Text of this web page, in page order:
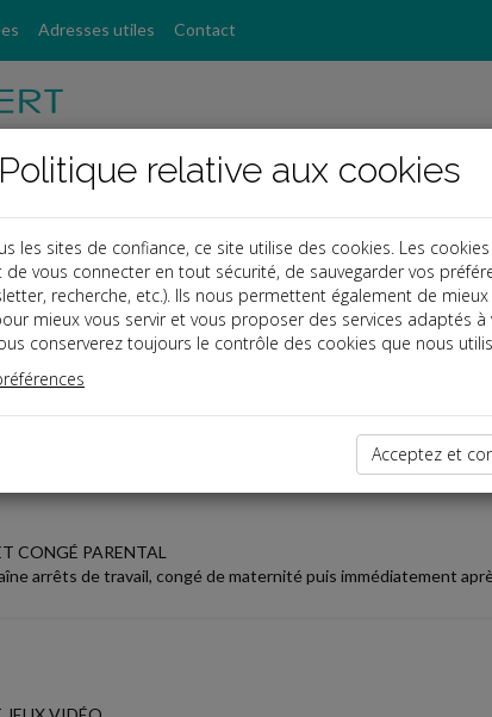
Adresses utiles Contact
dépêches
CONGÉ PARENTAL
arrêts de travail, congé de maternité puis immédiatement
Politique relative aux cookies
les sites de confiance, ce site utilise des cookies. Les
vous connecter en tout sécurité, de sauvegarder vos
recherche, etc.). Ils nous permettent également de mieux
mieux vous servir et vous proposer des services adaptés à
conserverez toujours le contrôle des cookies que nous
Acceptez et